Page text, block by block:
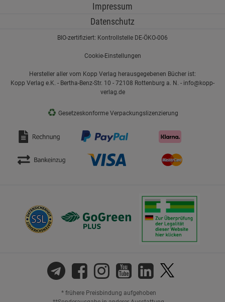
Impressum
Datenschutz
BIO-zertifiziert: Kontrollstelle DE-ÖKO-006
Cookie-Einstellungen
Hersteller aller vom Kopp Verlag herausgegebenen Bücher ist:
Kopp Verlag e.K. - Bertha-Benz-Str. 10 - 72108 Rottenburg a. N. - info@kopp-
verlag.de
♻ Gesetzeskonforme Verpackungslizenzierung
* frühere Preisbindung aufgehoben
Marketing Cookies (3)
Datenschutzerklärung Impressum